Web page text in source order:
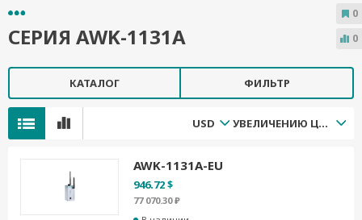
СЕРИЯ AWK-1131A
КАТАЛОГ ФИЛЬТР
USD УВЕЛИЧЕНИЮ ЦЕНЫ
AWK-1131A-EU
946.72 $
77 070.30 ₽
0
0